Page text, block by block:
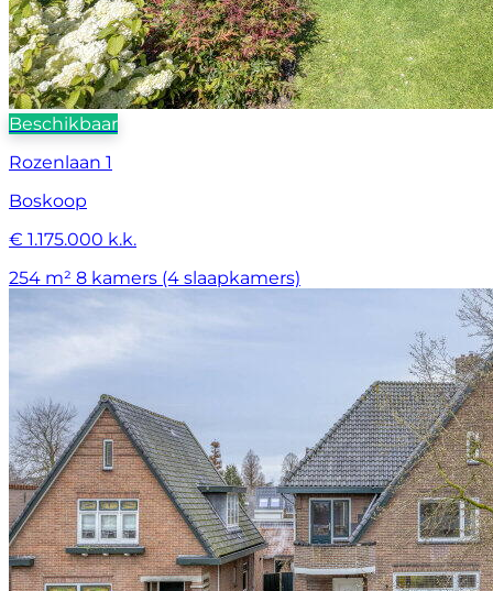
Beschikbaar
Rozenlaan 1
Boskoop
€ 1.175.000 k.k.
254 m² 8 kamers (4 slaapkamers)